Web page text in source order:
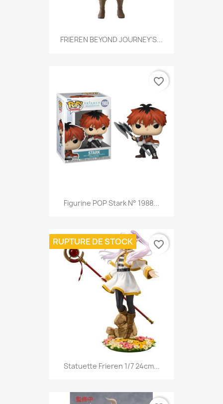
FRIEREN BEYOND JOURNEY'S...
Figurine POP Stark N° 1988...
favorite_border
Statuette Frieren 1/7 24cm...
RUPTURE DE STOCK favorite_border